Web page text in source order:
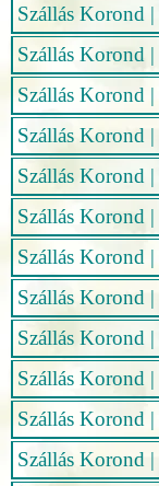
Szállás Korond |
Szállás Korond |
Szállás Korond |
Szállás Korond |
Szállás Korond |
Szállás Korond |
Szállás Korond |
Szállás Korond |
Szállás Korond |
Szállás Korond |
Szállás Korond |
Szállás Korond |